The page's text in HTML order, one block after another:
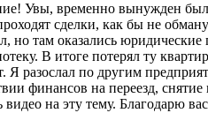
Увы, временно вынужден был
сделки, как бы не
но там оказались юридические
В итоге потерял ту
разослал по другим
финансов на переезд, снятие
на эту тему. Благодарю